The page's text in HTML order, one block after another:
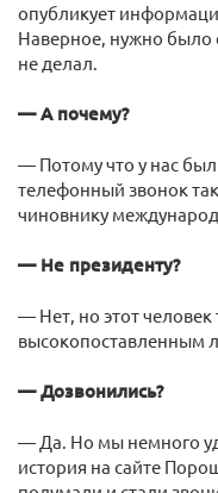
опубликует
Наверное, нужно было
не делал.
— А почему?
— Потому что у нас
телефонный звонок
чиновнику
— Не президенту?
— Нет, но этот человек
высокопоставленным
— Дозвонились?
— Да. Но мы немного
история на сайте